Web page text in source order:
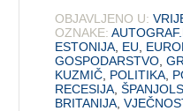
OBJAVLJENO U:
OZNAKE:
ESTONIJA EU
GOSPODARSTVO ,
KUZMIČ POLITIKA
RECESIJA ,
BRITANIJA ,